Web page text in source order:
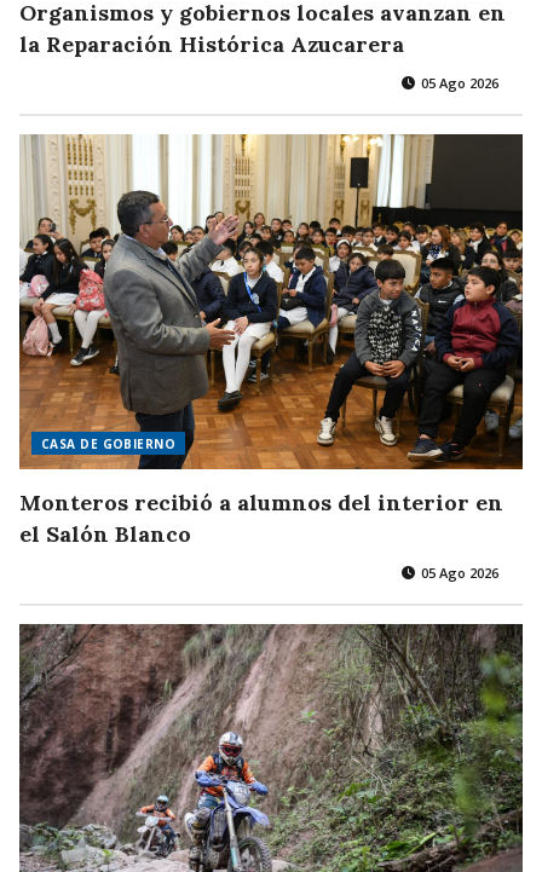
Organismos y gobiernos locales avanzan en
la Reparación Histórica Azucarera
05 Ago 2026
CASA DE GOBIERNO
Monteros recibió a alumnos del interior en
el Salón Blanco
05 Ago 2026